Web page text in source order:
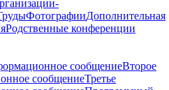
ФотографииДополнительная
Родственные конференции
сообщениеВторое
сообщениеТретье